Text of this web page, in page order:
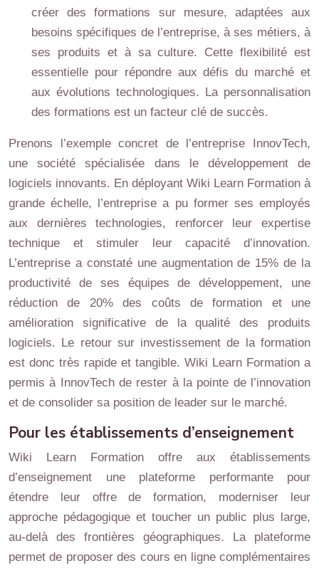
créer des formations sur mesure, adaptées aux
besoins spécifiques de l’entreprise, à ses métiers, à
ses produits et à sa culture. Cette flexibilité est
essentielle pour répondre aux défis du marché et
aux évolutions technologiques. La personnalisation
des formations est un facteur clé de succès.
Prenons l’exemple concret de l’entreprise InnovTech,
une société spécialisée dans le développement de
logiciels innovants. En déployant Wiki Learn Formation à
grande échelle, l’entreprise a pu former ses employés
aux dernières technologies, renforcer leur expertise
technique et stimuler leur capacité d’innovation.
L’entreprise a constaté une augmentation de 15% de la
productivité de ses équipes de développement, une
réduction de 20% des coûts de formation et une
amélioration significative de la qualité des produits
logiciels. Le retour sur investissement de la formation
est donc très rapide et tangible. Wiki Learn Formation a
permis à InnovTech de rester à la pointe de l’innovation
et de consolider sa position de leader sur le marché.
Pour les établissements d’enseignement
Wiki Learn Formation offre aux établissements
d’enseignement une plateforme performante pour
étendre leur offre de formation, moderniser leur
approche pédagogique et toucher un public plus large,
au-delà des frontières géographiques. La plateforme
permet de proposer des cours en ligne complémentaires